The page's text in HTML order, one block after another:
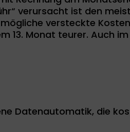
verursacht ist den
versteckte
13. Monat teurer. Auch im
Datenautomatik, die